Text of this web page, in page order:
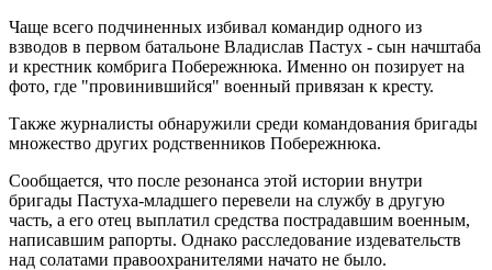
Чаще всего подчиненных избивал командир одного из
взводов в первом батальоне Владислав Пастух - сын начштаба
и крестник комбрига Побережнюка. Именно он позирует на
фото, где "провинившийся" военный привязан к кресту.
Также журналисты обнаружили среди командования бригады
множество других родственников Побережнюка.
Сообщается, что после резонанса этой истории внутри
бригады Пастуха-младшего перевели на службу в другую
часть, а его отец выплатил средства пострадавшим военным,
написавшим рапорты. Однако расследование издевательств
над солатами правоохранителями начато не было.